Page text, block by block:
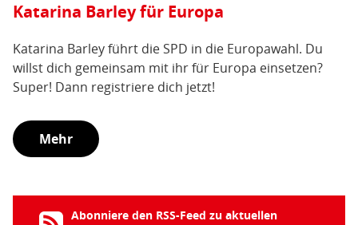
Katarina Barley für Europa
Katarina Barley führt die SPD in die Europawahl. Du
willst dich gemeinsam mit ihr für Europa einsetzen?
Super! Dann registriere dich jetzt!
Mehr
Abonniere den RSS-Feed zu aktuellen